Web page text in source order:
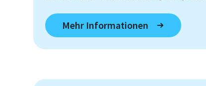
Mehr Informationen